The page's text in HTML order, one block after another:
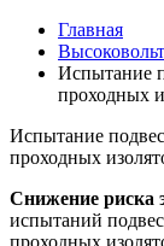
Главная
Испытание
проходных
Испытание
проходных
Снижение риска
испытаний
проходных